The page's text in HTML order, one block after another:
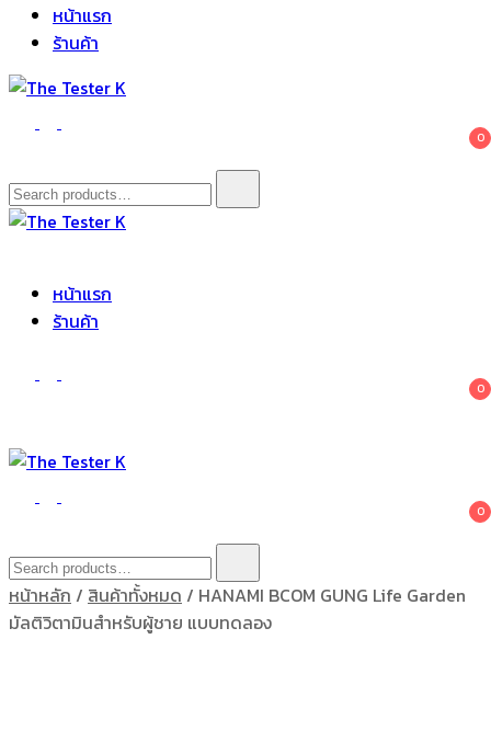
หน้าแรก
ร้านค้า
The Tester K
Korean cosmetics 0
Search
for:
หน้าแรก
ร้านค้า
0
The Tester K
Korean cosmetics 0
Search
for:
หน้าหลัก / สินค้าทั้งหมด / HANAMI BCOM GUNG Life Garden
มัลติวิตามินสำหรับผู้ชาย แบบทดลอง